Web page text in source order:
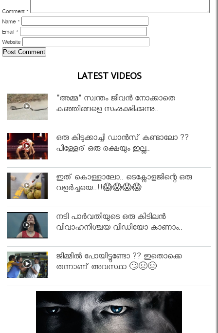
Comment *
Name *
Email *
Website
LATEST VIDEOS
"അമ്മ" സ്വന്തം ജീവൻ നോക്കാതെ
കുഞ്ഞിങ്ങളെ സംരക്ഷിക്കുന്നു..
ഒരു കിടുക്കാച്ചി ഡാൻസ് കണ്ടാലോ ??
പിള്ളേര് ഒരു രക്ഷയും ഇല്ല..
ഇത് കൊള്ളാലോ.. ടെക്നോളജിന്റെ ഒരു
വളർച്ചയെ..!!😱😱😱😱
നടി പാർവതിയുടെ ഒരു കിടിലൻ
വിവാഹനിശ്ചയ വീഡിയോ കാണാം..
ജിമ്മിൽ പോയിട്ടുണ്ടോ ?? ഇതൊക്കെ
തന്നാണ് അവസ്ഥാ 🙄😣😣